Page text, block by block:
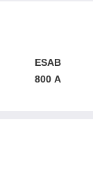
ESAB
800 А